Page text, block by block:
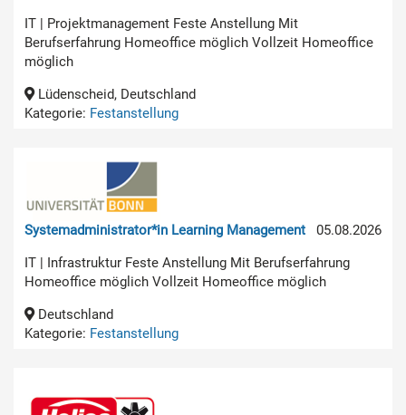
IT | Projektmanagement Feste Anstellung Mit
Berufserfahrung Homeoffice möglich Vollzeit Homeoffice
möglich
Lüdenscheid, Deutschland
Kategorie: Festanstellung
05.08.2026
Systemadministrator*in Learning Management
IT | Infrastruktur Feste Anstellung Mit Berufserfahrung
Homeoffice möglich Vollzeit Homeoffice möglich
Deutschland
Kategorie: Festanstellung